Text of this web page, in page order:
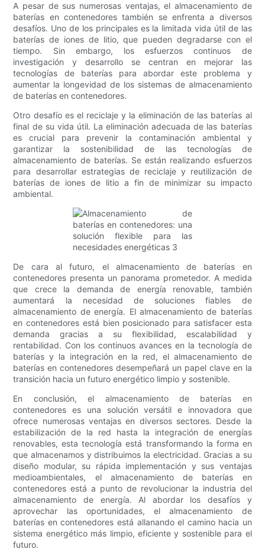
A pesar de sus numerosas ventajas, el almacenamiento de
baterías en contenedores también se enfrenta a diversos
desafíos. Uno de los principales es la limitada vida útil de las
baterías de iones de litio, que pueden degradarse con el
tiempo. Sin embargo, los esfuerzos continuos de
investigación y desarrollo se centran en mejorar las
tecnologías de baterías para abordar este problema y
aumentar la longevidad de los sistemas de almacenamiento
de baterías en contenedores.
Otro desafío es el reciclaje y la eliminación de las baterías al
final de su vida útil. La eliminación adecuada de las baterías
es crucial para prevenir la contaminación ambiental y
garantizar la sostenibilidad de las tecnologías de
almacenamiento de baterías. Se están realizando esfuerzos
para desarrollar estrategias de reciclaje y reutilización de
baterías de iones de litio a fin de minimizar su impacto
ambiental.
De cara al futuro, el almacenamiento de baterías en
contenedores presenta un panorama prometedor. A medida
que crece la demanda de energía renovable, también
aumentará la necesidad de soluciones fiables de
almacenamiento de energía. El almacenamiento de baterías
en contenedores está bien posicionado para satisfacer esta
demanda gracias a su flexibilidad, escalabilidad y
rentabilidad. Con los continuos avances en la tecnología de
baterías y la integración en la red, el almacenamiento de
baterías en contenedores desempeñará un papel clave en la
transición hacia un futuro energético limpio y sostenible.
En conclusión, el almacenamiento de baterías en
contenedores es una solución versátil e innovadora que
ofrece numerosas ventajas en diversos sectores. Desde la
estabilización de la red hasta la integración de energías
renovables, esta tecnología está transformando la forma en
que almacenamos y distribuimos la electricidad. Gracias a su
diseño modular, su rápida implementación y sus ventajas
medioambientales, el almacenamiento de baterías en
contenedores está a punto de revolucionar la industria del
almacenamiento de energía. Al abordar los desafíos y
aprovechar las oportunidades, el almacenamiento de
baterías en contenedores está allanando el camino hacia un
sistema energético más limpio, eficiente y sostenible para el
futuro.